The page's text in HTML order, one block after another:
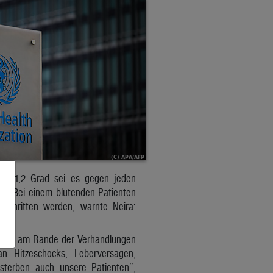
1,2 Grad sei es gegen jeden
Bei einem blutenden Patienten
werden, warnte Neira:
am Rande der Verhandlungen
Leberversagen,
auch unsere Patienten“,